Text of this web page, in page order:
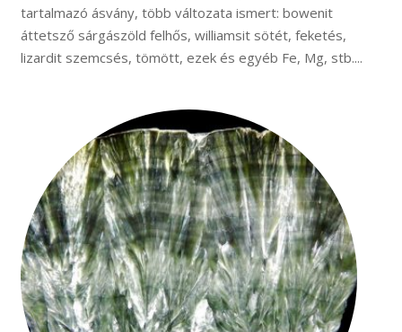
tartalmazó ásvány, több változata ismert: bowenit
áttetsző sárgászöld felhős, williamsit sötét, feketés,
lizardit szemcsés, tömött, ezek és egyéb Fe, Mg, stb....